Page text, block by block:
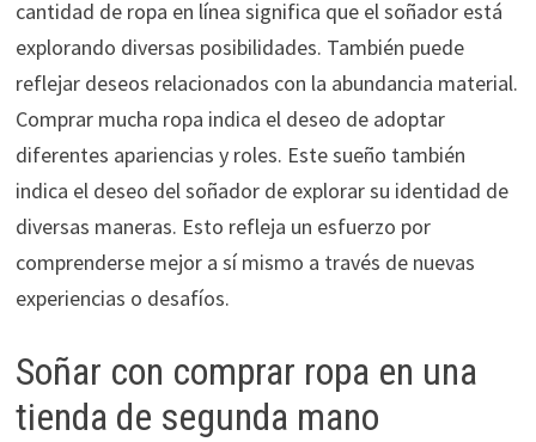
cantidad de ropa en línea significa que el soñador está
explorando diversas posibilidades. También puede
reflejar deseos relacionados con la abundancia material.
Comprar mucha ropa indica el deseo de adoptar
diferentes apariencias y roles. Este sueño también
indica el deseo del soñador de explorar su identidad de
diversas maneras. Esto refleja un esfuerzo por
comprenderse mejor a sí mismo a través de nuevas
experiencias o desafíos.
Soñar con comprar ropa en una
tienda de segunda mano